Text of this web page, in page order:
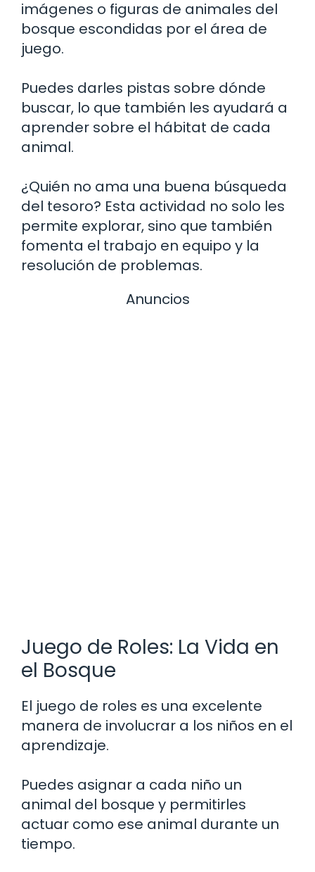
imágenes o figuras de animales del
bosque escondidas por el área de
juego.
Puedes darles pistas sobre dónde
buscar, lo que también les ayudará a
aprender sobre el hábitat de cada
animal.
¿Quién no ama una buena búsqueda
del tesoro? Esta actividad no solo les
permite explorar, sino que también
fomenta el trabajo en equipo y la
resolución de problemas.
Anuncios
Juego de Roles: La Vida en
el Bosque
El juego de roles es una excelente
manera de involucrar a los niños en el
aprendizaje.
Puedes asignar a cada niño un
animal del bosque y permitirles
actuar como ese animal durante un
tiempo.